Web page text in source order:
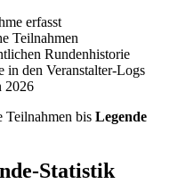
erfasst
Teilnahmen
Rundenhistorie
in den Veranstalter-Logs
2026
Teilnahmen bis Legende
Statistik